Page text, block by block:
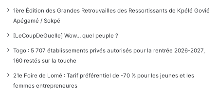
1ère Édition des Grandes Retrouvailles des Ressortissants de Kpélé Govié
Apégamé / Sokpé
[LeCoupDeGuelle] Wow… quel peuple ?
Togo : 5 707 établissements privés autorisés pour la rentrée 2026-2027,
160 restés sur la touche
21e Foire de Lomé : Tarif préférentiel de -70 % pour les jeunes et les
femmes entrepreneures